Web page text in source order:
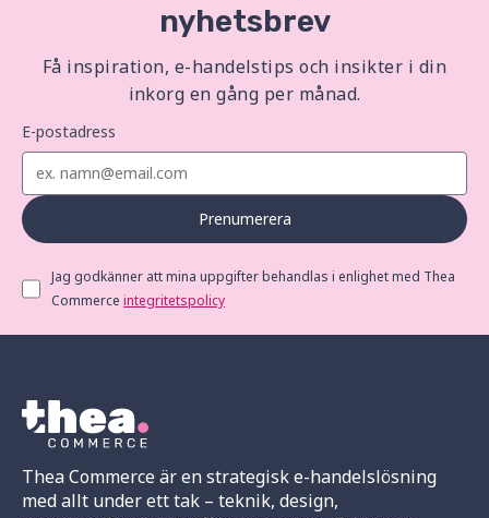
nyhetsbrev
Få inspiration, e-handelstips och insikter i din
inkorg en gång per månad.
E-postadress
Prenumerera
Jag godkänner att mina uppgifter behandlas i enlighet med Thea
Commerceintegritetspolicy
Thea Commerce är en strategisk e-handelslösning
med allt under ett tak – teknik, design,